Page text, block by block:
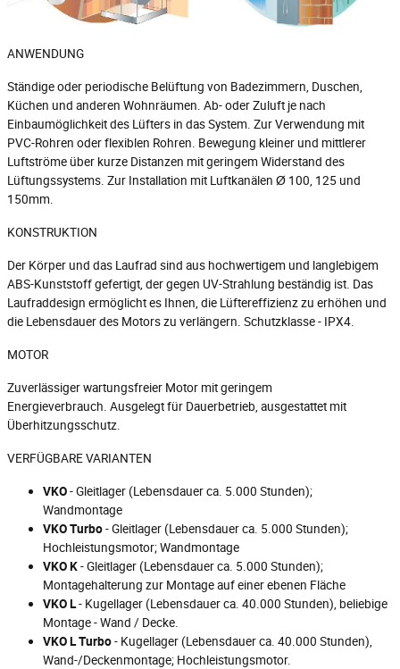
ANWENDUNG
Ständige oder periodische Belüftung von Badezimmern, Duschen,
Küchen und anderen Wohnräumen. Ab- oder Zuluft je nach
Einbaumöglichkeit des Lüfters in das System. Zur Verwendung mit
PVC-Rohren oder flexiblen Rohren. Bewegung kleiner und mittlerer
Luftströme über kurze Distanzen mit geringem Widerstand des
Lüftungssystems. Zur Installation mit Luftkanälen Ø 100, 125 und
150mm.
KONSTRUKTION
Der Körper und das Laufrad sind aus hochwertigem und langlebigem
ABS-Kunststoff gefertigt, der gegen UV-Strahlung beständig ist. Das
Laufraddesign ermöglicht es Ihnen, die Lüftereffizienz zu erhöhen und
die Lebensdauer des Motors zu verlängern. Schutzklasse - IPX4.
MOTOR
Zuverlässiger wartungsfreier Motor mit geringem
Energieverbrauch. Ausgelegt für Dauerbetrieb, ausgestattet mit
Überhitzungsschutz.
VERFÜGBARE VARIANTEN
VKO- Gleitlager (Lebensdauer ca. 5.000 Stunden);
Wandmontage
VKO Turbo- Gleitlager (Lebensdauer ca. 5.000 Stunden);
Hochleistungsmotor; Wandmontage
VKO K- Gleitlager (Lebensdauer ca. 5.000 Stunden);
Montagehalterung zur Montage auf einer ebenen Fläche
VKO L- Kugellager (Lebensdauer ca. 40.000 Stunden), beliebige
Montage - Wand / Decke.
VKO L Turbo- Kugellager (Lebensdauer ca. 40.000 Stunden),
Wand-/Deckenmontage; Hochleistungsmotor.